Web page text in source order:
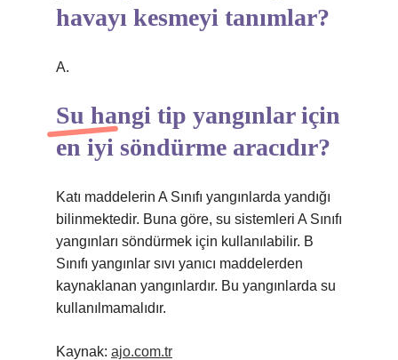
havayı kesmeyi tanımlar?
A.
Su hangi tip yangınlar için
en iyi söndürme aracıdır?
Katı maddelerin A Sınıfı yangınlarda yandığı
bilinmektedir. Buna göre, su sistemleri A Sınıfı
yangınları söndürmek için kullanılabilir. B
Sınıfı yangınlar sıvı yanıcı maddelerden
kaynaklanan yangınlardır. Bu yangınlarda su
kullanılmamalıdır.
Kaynak: ajo.com.tr